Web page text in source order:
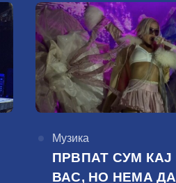
КАтегорија
Музика
ПРВПАТ СУМ КАЈ
ВАС, НО НЕМА ДА